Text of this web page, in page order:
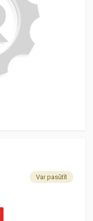
Var pasūtīt